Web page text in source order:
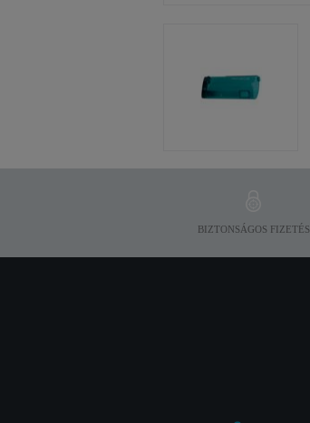
BIZTONSÁGOS FIZETÉS